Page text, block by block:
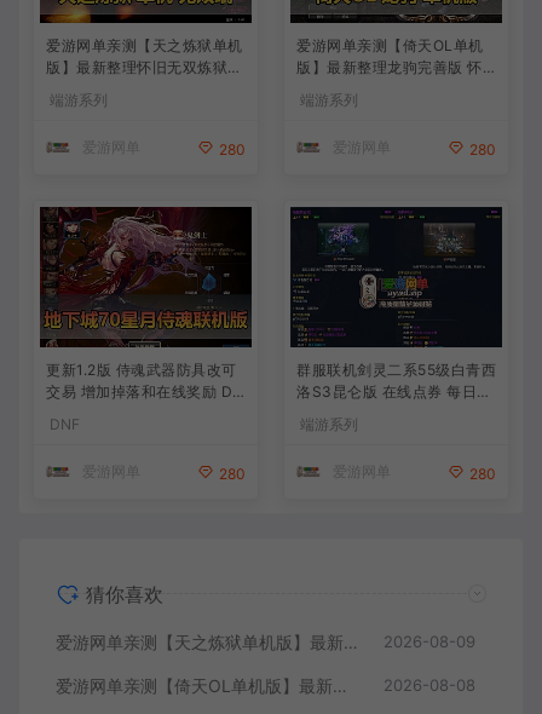
爱游网单亲测【天之炼狱单机
版】最新整理怀旧无双炼狱端
发道具 视频安装教学 虚拟机
端游系列
爱游网单 280
爱游网单亲测【倚天OL单机
版】最新整理龙驹完善版 怀
发物品装备 虚拟机一键端 视
端游系列
爱游网单 280
更新1.2版 侍魂武器防具改可
交易 增加掉落和在线奖励 DN
丰富异次元技能装备词条 护
能徽章 史诗装备特效徽章 技
DNF
爱游网单 280
群服联机剑灵二系55级白青西
洛S3昆仑版 在线点券 每日礼
包 复古玩法
端游系列
爱游网单 280
猜你喜欢
爱游网单亲测【天之炼狱单机版】最新整理怀旧无双炼狱端 带GM工具注册 GM权限命令发道具 视频安装教学 虚拟机一键端 2026-08-09
爱游网单亲测【倚天OL单机版】最新整理龙驹完善版 怀旧武侠网游单机 带GM工具可发物品装备 虚拟机一键端 视频安装教学 2026-08-08